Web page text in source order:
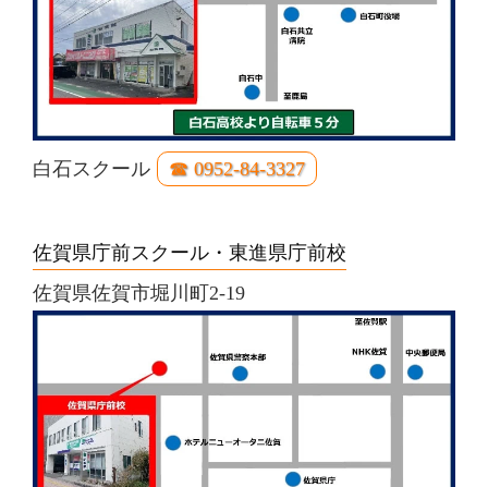
白石スクール ☎ 0952-84-3327
佐賀県庁前スクール・東進県庁前校
佐賀県佐賀市堀川町2-19